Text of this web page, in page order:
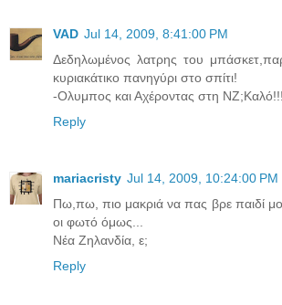
VAD Jul 14, 2009, 8:41:00 PM
Δεδηλωμένος λατρης του
κυριακάτικο πανηγύρι στο σπίτι!
-Ολυμπος και Αχέροντας στη ΝΖ;Καλό!!!
Reply
mariacristy Jul 14, 2009, 10:24:00 PM
Πω,πω, πιο μακριά να πας βρε παιδί
οι φωτό όμως...
Νέα Ζηλανδία, ε;
Reply